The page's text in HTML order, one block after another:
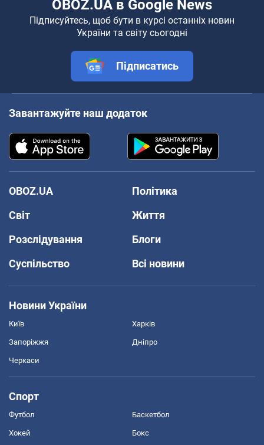
OBOZ.UA в Google News
Підписуйтесь, щоб бути в курсі останніх новин
України та світу сьогодні
Підписатись
Завантажуйте наш додаток
OBOZ.UA
Політика
Світ
Життя
Розслідування
Блоги
Суспільство
Всі новини
Новини України
Київ Харків
Запоріжжя Дніпро
Черкаси
Спорт
Футбол Баскетбол
Хокей Бокс